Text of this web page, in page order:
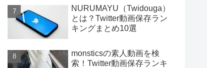
NURUMAYU（Twidouga）
とは？Twitter動画保存ラン
キングまとめ10選
monsticsの素人動画を検
索！Twitter動画保存ランキ